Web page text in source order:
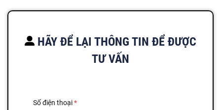
HÃY ĐỂ LẠI THÔNG TIN ĐỂ ĐƯỢC
TƯ VẤN